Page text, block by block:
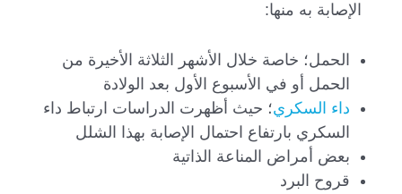
الإصابة به منها:
الحمل؛ خاصة خلال الأشهر الثلاثة الأخيرة من
الحمل أو في الأسبوع الأول بعد الولادة
داء السكري؛ حيث أظهرت الدراسات ارتباط داء
السكري بارتفاع احتمال الإصابة بهذا الشلل
بعض أمراض المناعة الذاتية
قروح البرد